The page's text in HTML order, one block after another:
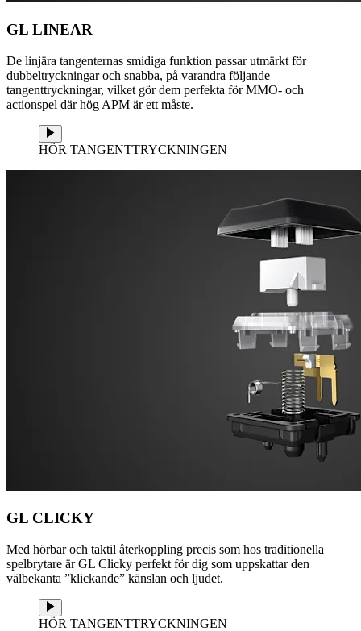
GL LINEAR
De linjära tangenternas smidiga funktion passar utmärkt för
dubbeltryckningar och snabba, på varandra följande
tangenttryckningar, vilket gör dem perfekta för MMO- och
actionspel där hög APM är ett måste.
HÖR TANGENTTRYCKNINGEN
GL CLICKY
Med hörbar och taktil återkoppling precis som hos traditionella
spelbrytare är GL Clicky perfekt för dig som uppskattar den
välbekanta ”klickande” känslan och ljudet.
HÖR TANGENTTRYCKNINGEN